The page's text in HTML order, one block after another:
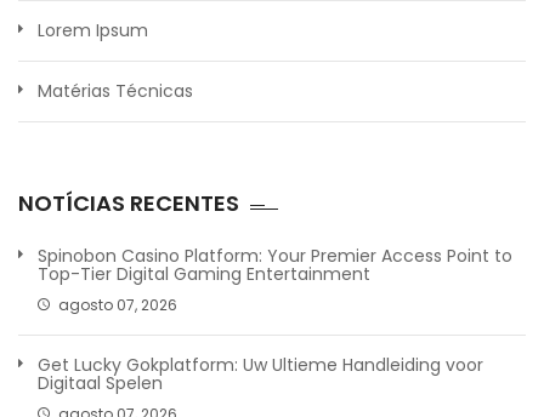
Lorem Ipsum
Matérias Técnicas
NOTÍCIAS RECENTES
Spinobon Casino Platform: Your Premier Access Point to
Top-Tier Digital Gaming Entertainment
agosto 07, 2026
Get Lucky Gokplatform: Uw Ultieme Handleiding voor
Digitaal Spelen